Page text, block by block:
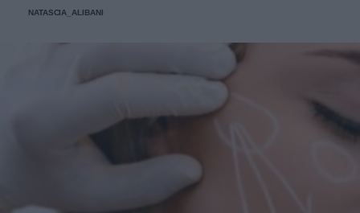
NATASCIA_ALIBANI